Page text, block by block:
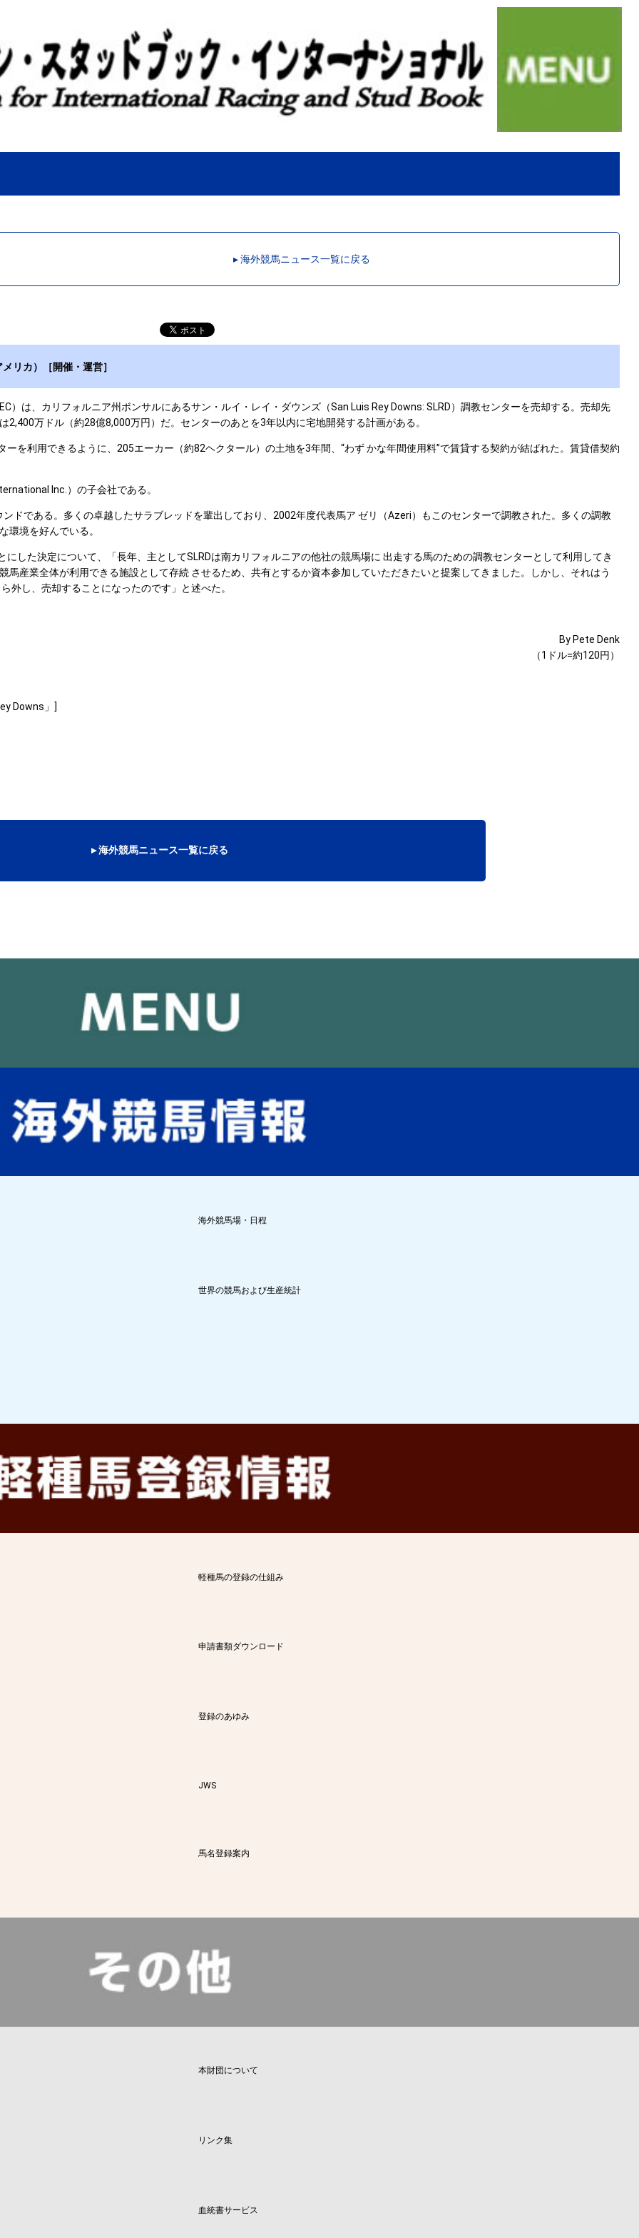
▸ 海外競馬ニュース一覧に戻る
リカ）［開催・運営］
は、カリフォルニア州ボンサルにあるサン・ルイ・レイ・ダウンズ（San Luis Rey Downs: SLRD）調教センターを売却する。売却先
万ドル（約28億8,000万円）だ。センターのあとを3年以内に宅地開発する計画がある。
を利用できるように、205エーカー（約82ヘクタール）の土地を3年間、“わず かな年間使用料”で賃貸する契約が結ばれた。賃貸借契約
Inc.）の子会社である。
ドである。多くの卓越したサラブレッドを輩出しており、2002年度代表馬ア ゼリ（Azeri）もこのセンターで調教された。多くの調教
環境を好んでいる。
した決定について、「長年、主としてSLRDは南カリフォルニアの他社の競馬場に 出走する馬のための調教センターとして利用してき
馬産業全体が利用できる施設として存続 させるため、共有とするか資本参加していただきたいと提案してきました。しかし、それはう
外し、売却することになったのです」と述べた。
By Pete Denk
（1ドル=約120円）
Downs」]
▸ 海外競馬ニュース一覧に戻る
海外競馬場・日程
世界の競馬および生産統計
軽種馬の登録の仕組み
申請書類ダウンロード
登録のあゆみ
JWS
馬名登録案内
本財団について
リンク集
血統書サービス